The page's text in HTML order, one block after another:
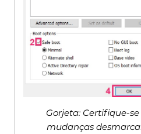
Gorjeta: Certifique-
mudanças